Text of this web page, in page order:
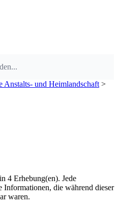
Anstalts- und Heimlandschaft >
4 Erhebung(en). Jede
Informationen, die während dieser
waren.